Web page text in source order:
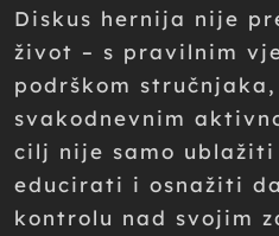
Diskus hernija nije
život – s pravilnim
podrškom
svakodnevnim
cilj nije samo ublažiti
educirati i osnažiti
kontrolu nad svojim